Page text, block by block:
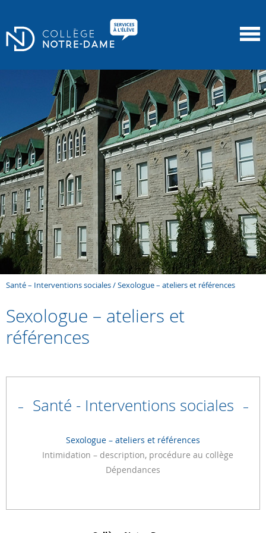
Santé – Interventions sociales Sexologue – ateliers et références
Sexologue – ateliers et
références
Santé - Interventions sociales
Sexologue – ateliers et références
Intimidation – description, procédure au collège
Dépendances